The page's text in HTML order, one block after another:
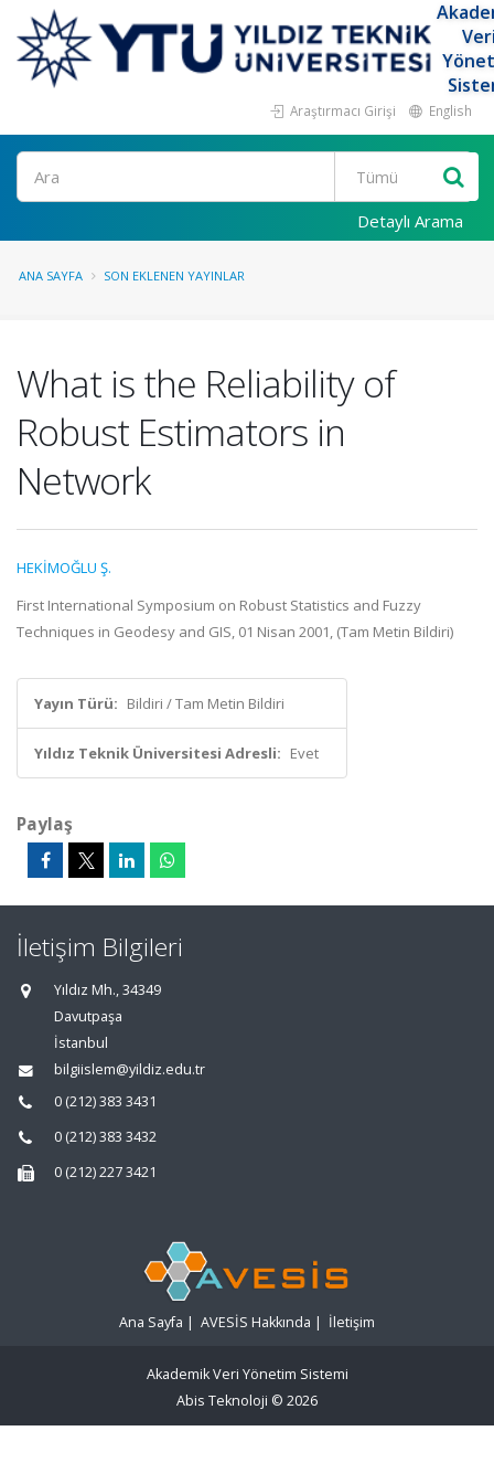
Araştırmacı Girişi English
Ara
Detaylı Arama
ANA SAYFA SON EKLENEN YAYINLAR
What is the Reliability of
Robust Estimators in
Network
HEKİMOĞLU Ş.
First International Symposium on Robust Statistics and Fuzzy
Techniques in Geodesy and GIS, 01 Nisan 2001, (Tam Metin Bildiri)
Yayın Türü: Bildiri / Tam Metin Bildiri
Yıldız Teknik Üniversitesi Adresli: Evet
Paylaş
İletişim Bilgileri
Yıldız Mh., 34349
Davutpaşa
İstanbul
bilgiislem@yildiz.edu.tr
0 (212) 383 3431
0 (212) 383 3432
0 (212) 227 3421
Ana Sayfa | AVESİS Hakkında | İletişim
Akademik Veri Yönetim Sistemi
Abis Teknoloji © 2026